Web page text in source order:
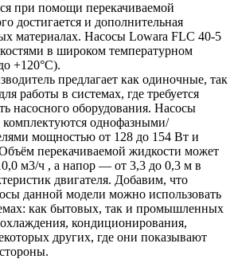
при помощи перекачиваемой
достигается и дополнительная
материалах. Насосы Lowara FLC 40-5
в широком температурном
+120°C).
предлагает как одиночные, так
работы в системах, где требуется
насосного оборудования. Насосы
однофазными/
мощностью от 128 до 154 Вт и
перекачиваемой жидкости может
м3/ч , а напор — от 3,3 до 0,3 м в
двигателя. Добавим, что
данной модели можно использовать
как бытовых, так и промышленных
кондиционирования,
других, где они показывают